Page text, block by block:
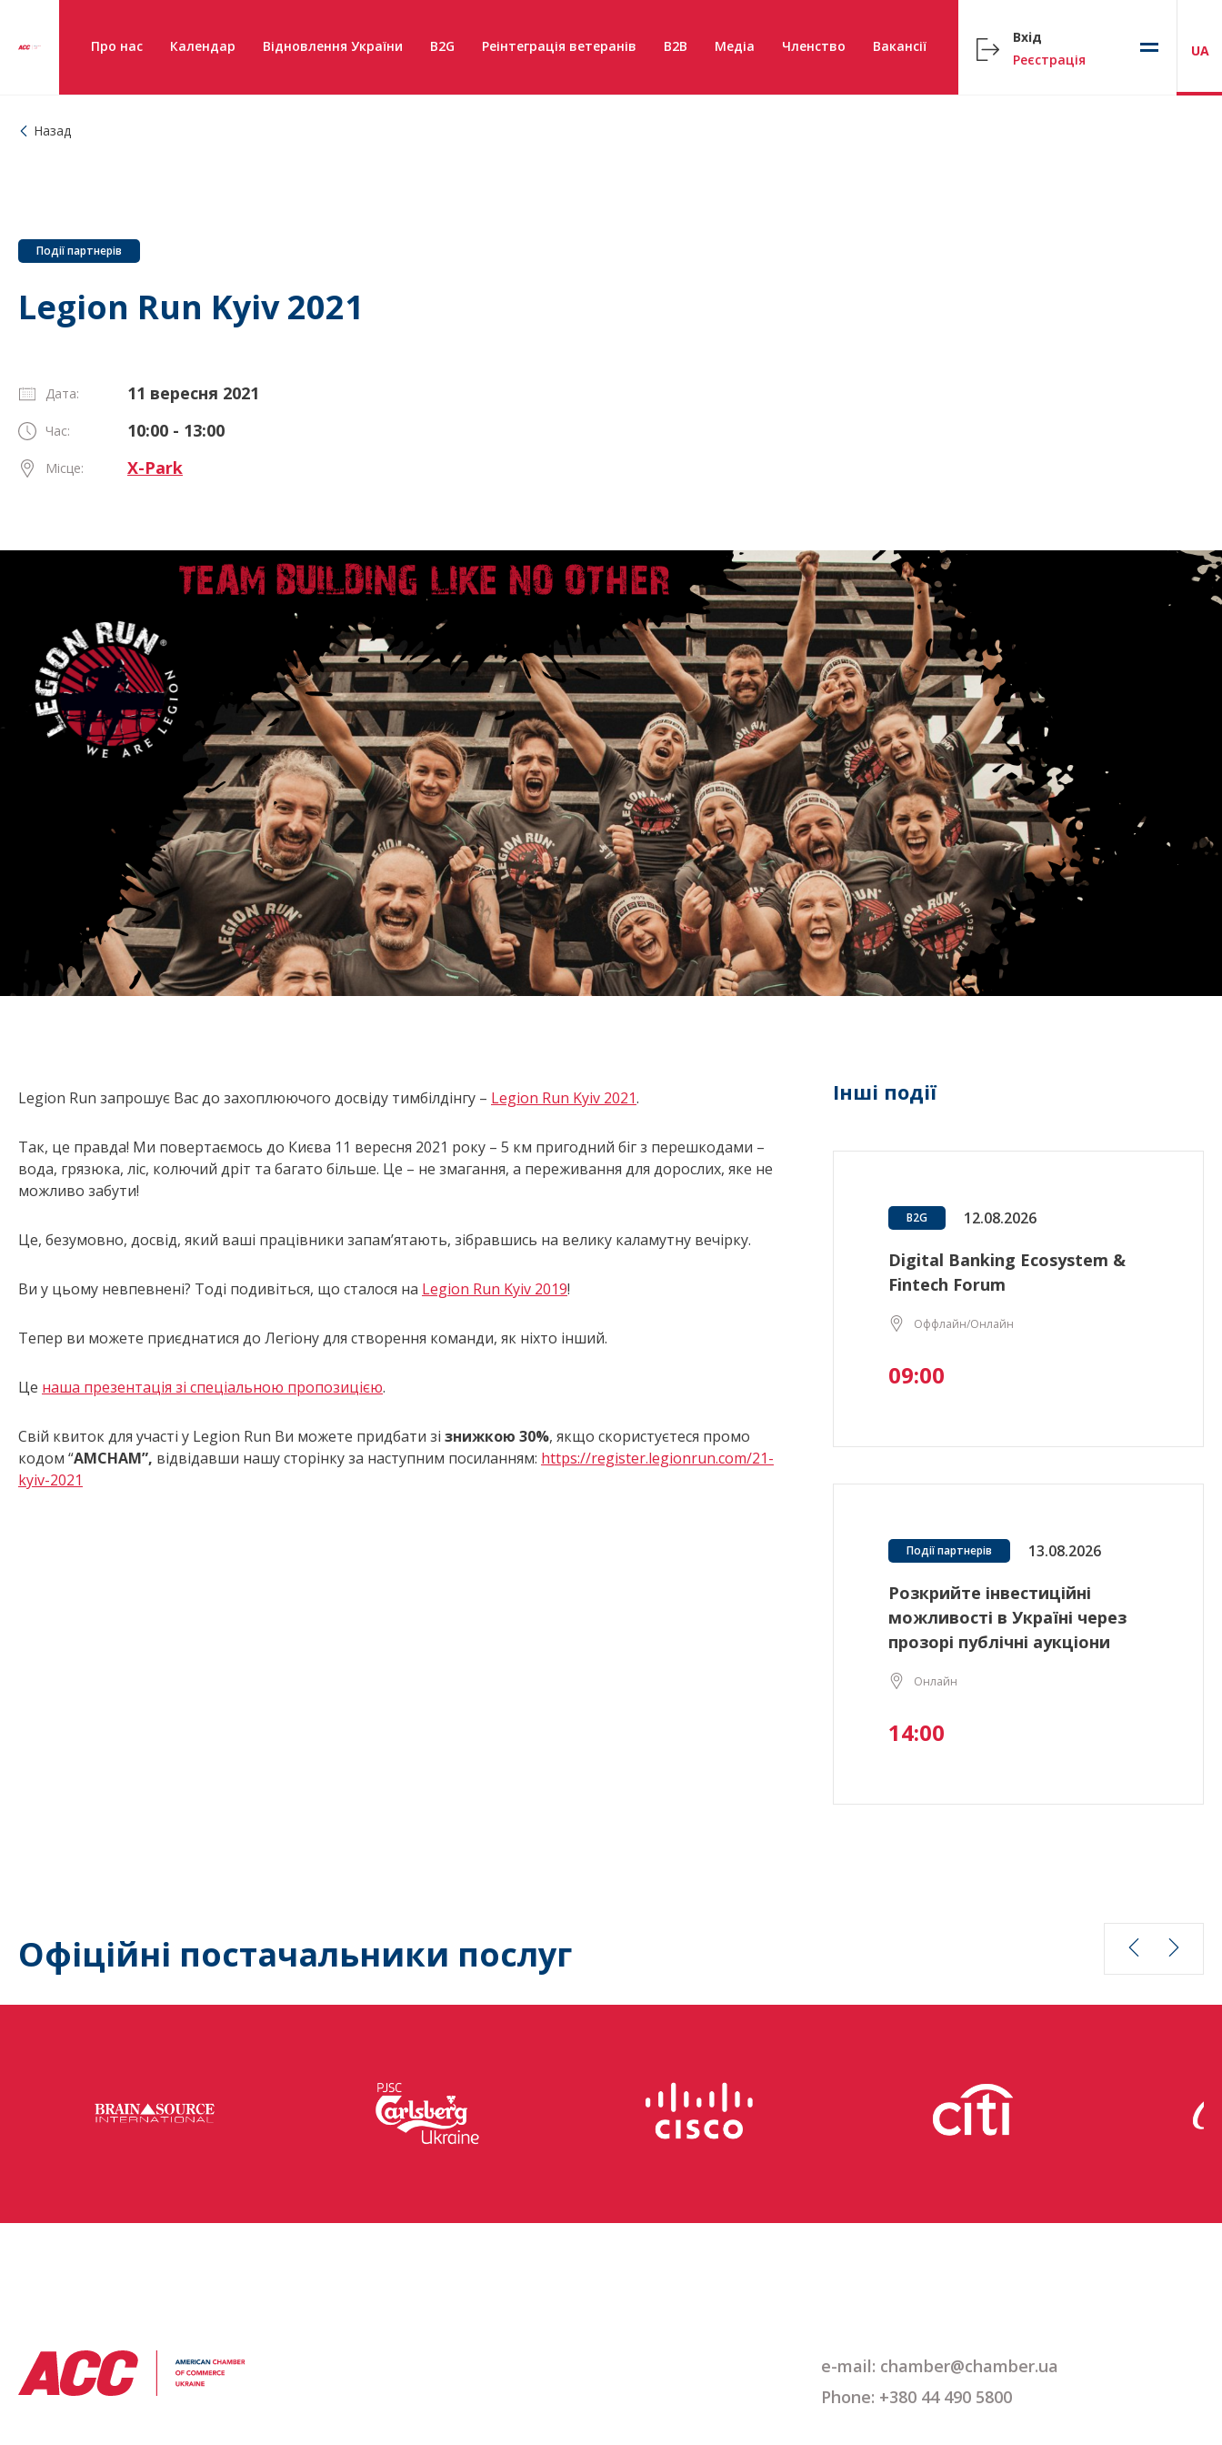
Про нас Календар Відновлення України B2G Реінтеграція ветеранів B2B Медіа Членство Вакансії
Вхід
Реєстрація
UA
Назад
Події партнерів
Legion Run Kyiv 2021
Дата: 11 вересня 2021
Час: 10:00 - 13:00
Місце: X-Park
Legion Run запрошує Вас до захоплюючого досвіду тимбілдінгу – Legion Run Kyiv 2021.
Так, це правда! Ми повертаємось до Києва 11 вересня 2021 року – 5 км пригодний біг з перешкодами –
вода, грязюка, ліс, колючий дріт та багато більше. Це – не змагання, а переживання для дорослих, яке не
можливо забути!
Це, безумовно, досвід, який ваші працівники запам’ятають, зібравшись на велику каламутну вечірку.
Ви у цьому невпевнені? Тоді подивіться, що сталося на Legion Run Kyiv 2019!
Tепер ви можете приєднатися до Легіону для створення команди, як ніхто інший.
Це наша презентація зі спеціальною пропозицією.
Свій квиток для участі у Legion Run Ви можете придбати зі знижкою 30%, якщо скористуєтеся промо
кодом “AMCHAM”, відвідавши нашу сторінку за наступним посиланням: https://register.legionrun.com/21-
kyiv-2021
Інші події
B2G 12.08.2026
Digital Banking Ecosystem &
Fintech Forum
Оффлайн/Онлайн
09:00
Події партнерів 13.08.2026
Розкрийте інвестиційні
можливості в Україні через
прозорі публічні аукціони
Онлайн
14:00
Офіційні постачальники послуг
e-mail: chamber@chamber.ua
Phone: +380 44 490 5800